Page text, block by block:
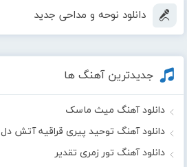
دانلود نوحه و مداحی جدید
جدیدترین آهنگ ها
دانلود آهنگ میث ماسک
دانلود آهنگ توحید پیری قراقیه
دانلود آهنگ تور زمری تقدیر